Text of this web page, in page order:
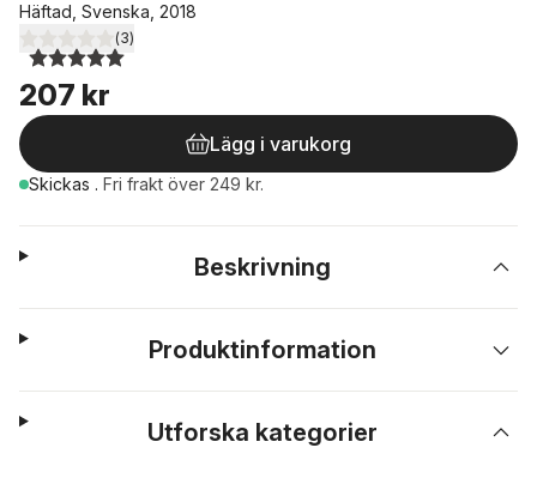
Häftad, Svenska, 2018
5,0utav 5 stjärnor. Totalt antal röster:
(3)
207 kr
Lägg i varukorg
Skickas . Fri frakt över 249 kr.
Beskrivning
Produktinformation
Utforska kategorier